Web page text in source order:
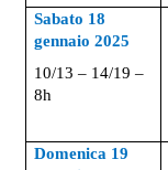
Sabato 18
gennaio 2025
10/13 – 14/19 –
8h
Domenica 19